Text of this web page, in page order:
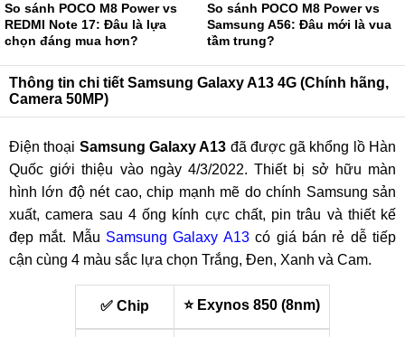
So sánh POCO M8 Power vs
REDMI Note 17: Đâu là lựa
chọn đáng mua hơn?
So sánh POCO M8 Power vs
Samsung A56: Đâu mới là vua
tầm trung?
Thông tin chi tiết Samsung Galaxy A13 4G (Chính hãng,
Camera 50MP)
Điện thoại Samsung Galaxy A13 đã được gã khổng lồ Hàn
Quốc giới thiệu vào ngày 4/3/2022. Thiết bị sở hữu màn
hình lớn độ nét cao, chip mạnh mẽ do chính Samsung sản
xuất, camera sau 4 ống kính cực chất, pin trâu và thiết kế
đẹp mắt. Mẫu Samsung Galaxy A13có giá bán rẻ dễ tiếp
cận cùng 4 màu sắc lựa chọn Trắng, Đen, Xanh và Cam.
✅ Chip ⭐ Exynos 850 (8nm)